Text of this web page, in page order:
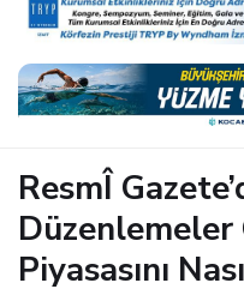
ResmÎ
Piyasasını